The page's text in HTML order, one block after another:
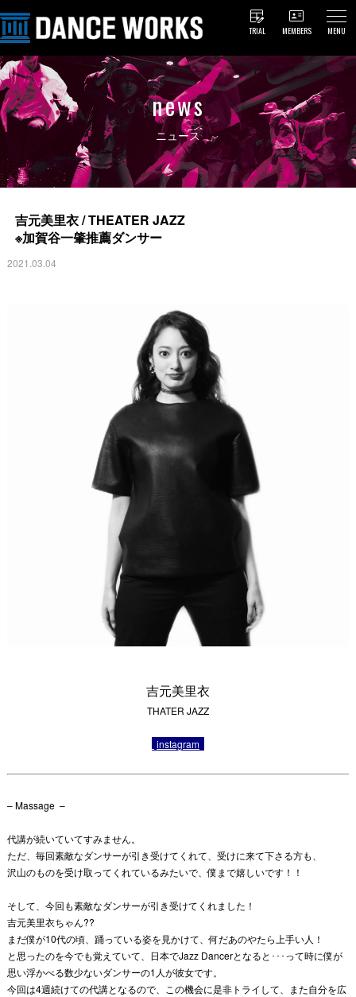
TRIAL MEMBERS MENU
news
ニュース
吉元美里衣 / THEATER JAZZ
※加賀谷一肇推薦ダンサー
2021.03.04
吉元美里衣
THATER JAZZ
instagram
– Massage –
代講が続いていてすみません。
ただ、毎回素敵なダンサーが引き受けてくれて、受けに来て下さる方も、
沢山のものを受け取ってくれているみたいで、僕まで嬉しいです！！
そして、今回も素敵なダンサーが引き受けてくれました！
吉元美里衣ちゃん??
まだ僕が10代の頃、踊っている姿を見かけて、何だあのやたら上手い人！
と思ったのを今でも覚えていて、日本でJazz Dancerとなると･･･って時に僕が
思い浮かべる数少ないダンサーの1人が彼女です。
今回は4週続けての代講となるので、この機会に是非トライして、また自分を広